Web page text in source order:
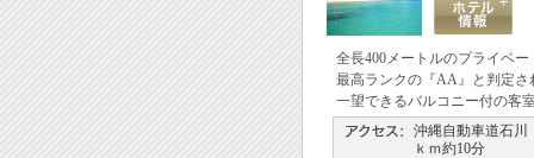
全長400メートルのプライベ
最高ランクの『AA』と判定
一望できるバルコニー付の客
沖縄自動車道石川
ｋｍ約10分